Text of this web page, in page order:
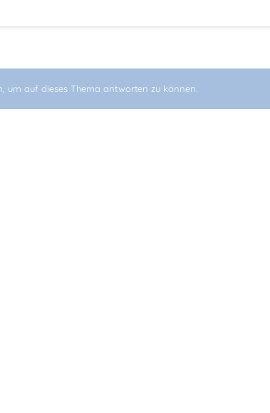
um auf dieses Thema antworten zu können.